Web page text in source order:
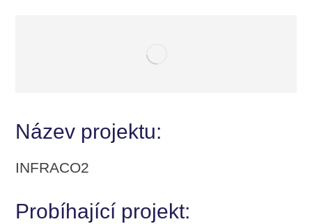
Název projektu:
INFRACO2
Probíhající projekt: